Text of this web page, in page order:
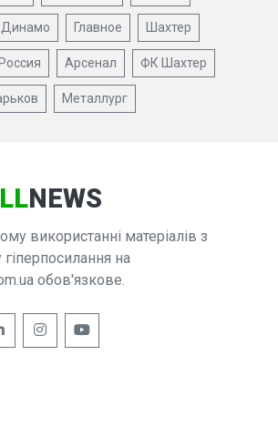
Главное Шахтер
Россия Арсенал ФК Шахтер
Металлург
NEWS
використанні матеріалів з
на
обов'язкове.